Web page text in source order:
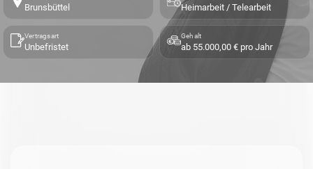
Brunsbüttel Heimarbeit / Telearbeit
Vertragsart
Unbefristet
Gehalt
ab 55.000,00 € pro Jahr